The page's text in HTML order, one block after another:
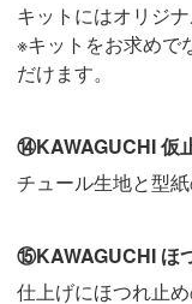
キットにはオリジ
※キットをお求めで
だけます。
⑭KAWAGUCHI 仮
チュール生地と型紙
⑮KAWAGUCHI ほ
仕上げにほつれ止め